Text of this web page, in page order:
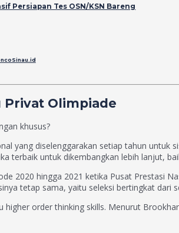
Persiapan Tes OSN/KSN Bareng
Privat Olimpiade
khusus?
yang diselenggarakan setiap tahun untuk
terbaik untuk dikembangkan lebih lanjut,
2020 hingga 2021 ketika Pusat Prestasi
tetap sama, yaitu seleksi bertingkat dari
order thinking skills. Menurut